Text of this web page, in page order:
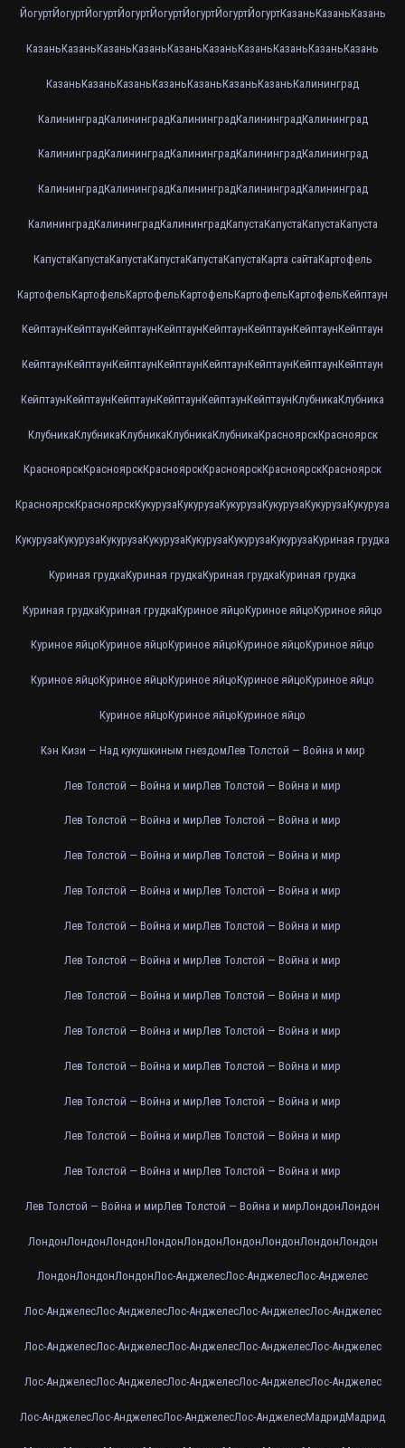
ЙогуртЙогуртЙогуртЙогуртЙогуртЙогуртЙогуртЙогуртКазаньКазаньКазань
КазаньКазаньКазаньКазаньКазаньКазаньКазаньКазаньКазаньКазань
КазаньКазаньКазаньКазаньКазаньКазаньКазаньКалининград
КалининградКалининградКалининградКалининградКалининград
КалининградКалининградКалининградКалининградКалининград
КалининградКалининградКалининградКалининградКалининград
КалининградКалининградКалининградКапустаКапустаКапустаКапуста
КапустаКапустаКапустаКапустаКапустаКапустаКарта сайтаКартофель
КартофельКартофельКартофельКартофельКартофельКартофельКейптаун
КейптаунКейптаунКейптаунКейптаунКейптаунКейптаунКейптаунКейптаун
КейптаунКейптаунКейптаунКейптаунКейптаунКейптаунКейптаунКейптаун
КейптаунКейптаунКейптаунКейптаунКейптаунКейптаунКлубникаКлубника
КлубникаКлубникаКлубникаКлубникаКлубникаКрасноярскКрасноярск
КрасноярскКрасноярскКрасноярскКрасноярскКрасноярскКрасноярск
КрасноярскКрасноярскКукурузаКукурузаКукурузаКукурузаКукурузаКукуруза
КукурузаКукурузаКукурузаКукурузаКукурузаКукурузаКукурузаКуриная грудка
Куриная грудкаКуриная грудкаКуриная грудкаКуриная грудка
Куриная грудкаКуриная грудкаКуриное яйцоКуриное яйцоКуриное яйцо
Куриное яйцоКуриное яйцоКуриное яйцоКуриное яйцоКуриное яйцо
Куриное яйцоКуриное яйцоКуриное яйцоКуриное яйцоКуриное яйцо
Куриное яйцоКуриное яйцоКуриное яйцо
Кэн Кизи — Над кукушкиным гнездомЛев Толстой — Война и мир
Лев Толстой — Война и мирЛев Толстой — Война и мир
Лев Толстой — Война и мирЛев Толстой — Война и мир
Лев Толстой — Война и мирЛев Толстой — Война и мир
Лев Толстой — Война и мирЛев Толстой — Война и мир
Лев Толстой — Война и мирЛев Толстой — Война и мир
Лев Толстой — Война и мирЛев Толстой — Война и мир
Лев Толстой — Война и мирЛев Толстой — Война и мир
Лев Толстой — Война и мирЛев Толстой — Война и мир
Лев Толстой — Война и мирЛев Толстой — Война и мир
Лев Толстой — Война и мирЛев Толстой — Война и мир
Лев Толстой — Война и мирЛев Толстой — Война и мир
Лев Толстой — Война и мирЛев Толстой — Война и мир
Лев Толстой — Война и мирЛев Толстой — Война и мирЛондонЛондон
ЛондонЛондонЛондонЛондонЛондонЛондонЛондонЛондонЛондон
ЛондонЛондонЛондонЛос-АнджелесЛос-АнджелесЛос-Анджелес
Лос-АнджелесЛос-АнджелесЛос-АнджелесЛос-АнджелесЛос-Анджелес
Лос-АнджелесЛос-АнджелесЛос-АнджелесЛос-АнджелесЛос-Анджелес
Лос-АнджелесЛос-АнджелесЛос-АнджелесЛос-АнджелесЛос-Анджелес
Лос-АнджелесЛос-АнджелесЛос-АнджелесЛос-АнджелесМадридМадрид